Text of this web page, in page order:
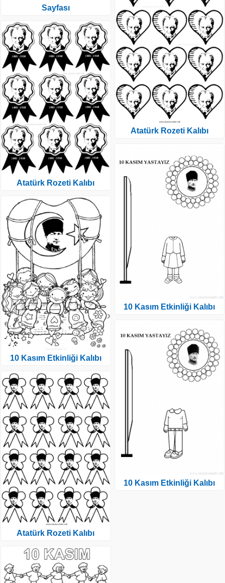
Sayfası
Atatürk Rozeti Kalıbı
10 Kasım Etkinliği Kalıbı
Atatürk Rozeti Kalıbı
Atatürk Rozeti Kalıbı
10 Kasım Etkinliği Kalıbı
10 Kasım Etkinliği Kalıbı